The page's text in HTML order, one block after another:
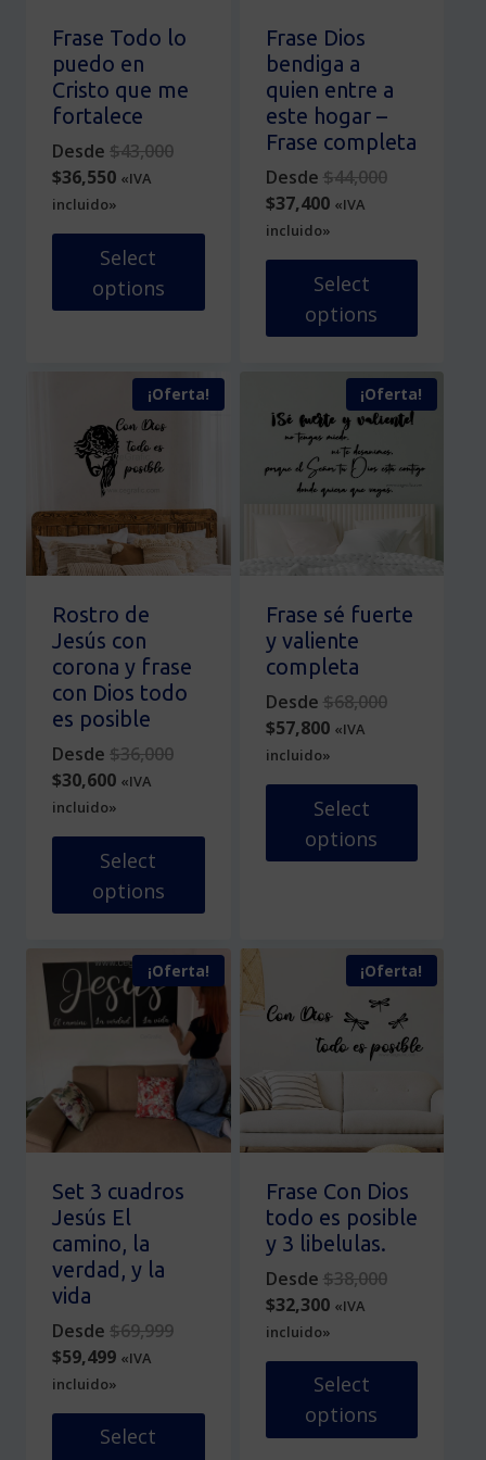
elegir
en
la
página
de
elegir
en
la
página
de
producto
Frase Todo lo
puedo en
Cristo que me
fortalece
Desde $43,000Original
$43,000.
$36,550Current
price
is:
$36,550.
«IVA
incluido»
Select
options
variantes.
Las
opciones
se
pueden
elegir
en
la
página
de
producto
Frase Dios
bendiga a
quien entre a
este hogar –
Frase completa
Desde $44,000Original
$44,000.
$37,400Current
price
is:
$37,400.
«IVA
incluido»
Select
options
múltiples
variantes.
Las
opciones
elegir
en
la
página
producto
¡Oferta!
Rostro de
Jesús con
corona y frase
con Dios todo
es posible
Desde $36,000Original
$36,000.
$30,600Current
price
is:
$30,600.
«IVA
incluido»
Select
options
tiene
múltiples
variantes.
opciones
se
pueden
elegir
en
la
página
de
producto
¡Oferta!
Frase sé fuerte
y valiente
completa
Desde $68,000Original
$68,000.
$57,800Current
price
is:
$57,800.
«IVA
incluido»
Select
options
Las
opciones
pueden
elegir
en
la
página
de
producto
¡Oferta!
Set 3 cuadros
Jesús El
camino, la
verdad, y la
vida
Desde $69,999Original
$69,999.
$59,499Current
price
is:
$59,499.
«IVA
incluido»
Select
¡Oferta!
Frase Con Dios
todo es posible
y 3 libelulas.
Desde $38,000Original
$38,000.
$32,300Current
price
is:
$32,300.
«IVA
incluido»
Select
options